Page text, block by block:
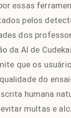
essas
pelos
dos
da AI de
que os
do
humana
multas e